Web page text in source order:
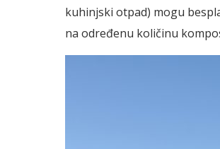
kuhinjski otpad) mogu
na određenu količinu